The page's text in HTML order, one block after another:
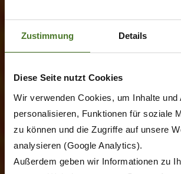
Zustimmung Details
Diese Seite nutzt Cookies
Wir verwenden Cookies, um Inhalte und
personalisieren, Funktionen für soziale
zu können und die Zugriffe auf unsere
analysieren (Google Analytics).
Außerdem geben wir Informationen zu